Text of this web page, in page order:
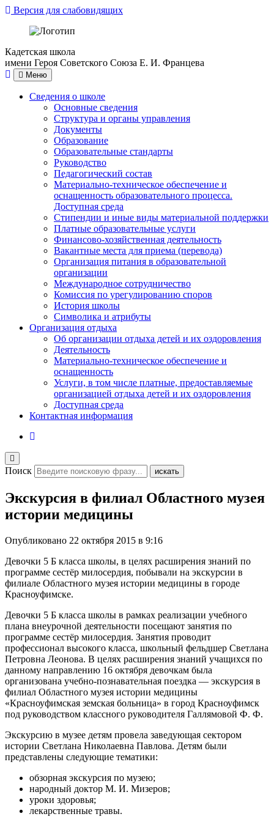
Версия для слабовидящих
Кадетская школа
имени Героя Советского Союза Е. И. Францева
Меню
Сведения о школе
Основные сведения
Структура и органы управления
Документы
Образование
Образовательные стандарты
Руководство
Педагогический состав
Материально-техническое обеспечение и
оснащенность образовательного процесса.
Доступная среда
Стипендии и иные виды материальной поддержки
Платные образовательные услуги
Финансово-хозяйственная деятельность
Вакантные места для приема (перевода)
Организация питания в образовательной
организации
Международное сотрудничество
Комиссия по урегулированию споров
История школы
Символика и атрибуты
Организация отдыха
Об организации отдыха детей и их оздоровления
Деятельность
Материально-техническое обеспечение и
оснащенность
Услуги, в том числе платные, предоставляемые
организацией отдыха детей и их оздоровления
Доступная среда
Контактная информация
Поиск искать
Экскурсия в филиал Областного музея
истории медицины
Опубликовано 22 октября 2015 в 9:16
Девочки 5 Б класса школы, в целях расширения знаний по
программе сестёр милосердия, побывали на экскурсии в
филиале Областного музея истории медицины в городе
Красноуфимске.
Девочки 5 Б класса школы в рамках реализации учебного
плана внеурочной деятельности посещают занятия по
программе сестёр милосердия. Занятия проводит
профессионал высокого класса, школьный фельдшер Светлана
Петровна Леонова. В целях расширения знаний учащихся по
данному направлению 16 октября девочкам была
организована учебно-познавательная поездка — экскурсия в
филиал Областного музея истории медицины
«Красноуфимская земская больница» в город Красноуфимск
под руководством классного руководителя Галлямовой Ф. Ф.
Экскурсию в музее детям провела заведующая сектором
истории Светлана Николаевна Павлова. Детям были
представлены следующие тематики:
обзорная экскурсия по музею;
народный доктор М. И. Мизеров;
уроки здоровья;
лекарственные травы.